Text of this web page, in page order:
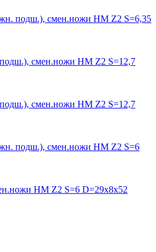
подш.), смен.ножи HM Z2 S=6,35
смен.ножи HM Z2 S=12,7
смен.ножи HM Z2 S=12,7
подш.), смен.ножи HM Z2 S=6
HM Z2 S=6 D=29x8x52